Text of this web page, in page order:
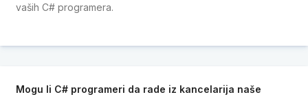
vaših C# programera.
Mogu li C# programeri da rade iz kancelarija naše